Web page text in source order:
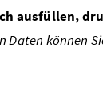
ausfüllen,
Daten können